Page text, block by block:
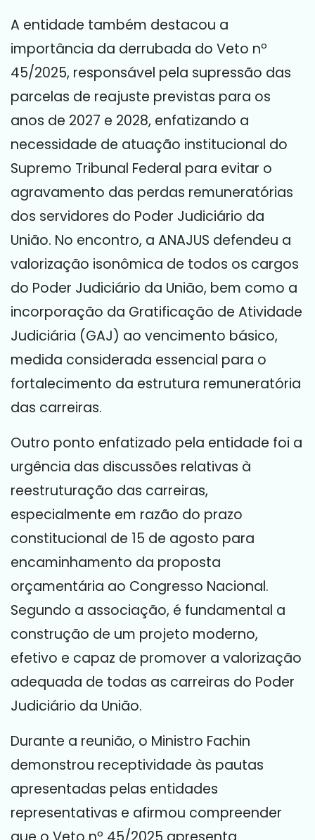
A entidade também destacou a
importância da derrubada do Veto nº
45/2025, responsável pela supressão das
parcelas de reajuste previstas para os
anos de 2027 e 2028, enfatizando a
necessidade de atuação institucional do
Supremo Tribunal Federal para evitar o
agravamento das perdas remuneratórias
dos servidores do Poder Judiciário da
União. No encontro, a ANAJUS defendeu a
valorização isonômica de todos os cargos
do Poder Judiciário da União, bem como a
incorporação da Gratificação de Atividade
Judiciária (GAJ) ao vencimento básico,
medida considerada essencial para o
fortalecimento da estrutura remuneratória
das carreiras.
Outro ponto enfatizado pela entidade foi a
urgência das discussões relativas à
reestruturação das carreiras,
especialmente em razão do prazo
constitucional de 15 de agosto para
encaminhamento da proposta
orçamentária ao Congresso Nacional.
Segundo a associação, é fundamental a
construção de um projeto moderno,
efetivo e capaz de promover a valorização
adequada de todas as carreiras do Poder
Judiciário da União.
Durante a reunião, o Ministro Fachin
demonstrou receptividade às pautas
apresentadas pelas entidades
representativas e afirmou compreender